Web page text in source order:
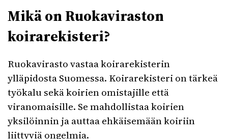
Mikä on Ruokaviraston
koirarekisteri?
Ruokavirasto vastaa koirarekisterin
ylläpidosta Suomessa. Koirarekisteri on tärkeä
työkalu sekä koirien omistajille että
viranomaisille. Se mahdollistaa koirien
yksilöinnin ja auttaa ehkäisemään koiriin
liittyviä ongelmia.